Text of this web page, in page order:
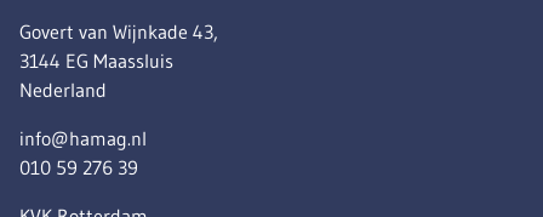
Govert van Wijnkade 43,
3144 EG Maassluis
Nederland
info@hamag.nl
010 59 276 39